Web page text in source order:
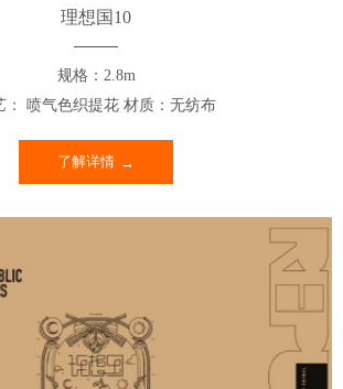
理想国10
规格：2.8m
： 喷气色织提花 材质：无纺布
了解详情